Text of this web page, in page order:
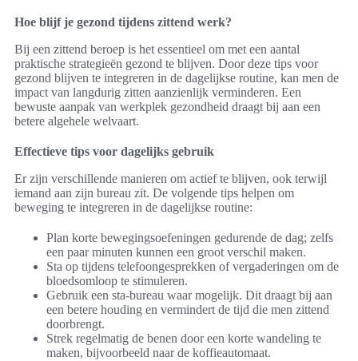
Hoe blijf je gezond tijdens zittend werk?
Bij een zittend beroep is het essentieel om met een aantal
praktische strategieën gezond te blijven. Door deze tips voor
gezond blijven te integreren in de dagelijkse routine, kan men de
impact van langdurig zitten aanzienlijk verminderen. Een
bewuste aanpak van werkplek gezondheid draagt bij aan een
betere algehele welvaart.
Effectieve tips voor dagelijks gebruik
Er zijn verschillende manieren om actief te blijven, ook terwijl
iemand aan zijn bureau zit. De volgende tips helpen om
beweging te integreren in de dagelijkse routine:
Plan korte bewegingsoefeningen gedurende de dag; zelfs
een paar minuten kunnen een groot verschil maken.
Sta op tijdens telefoongesprekken of vergaderingen om de
bloedsomloop te stimuleren.
Gebruik een sta-bureau waar mogelijk. Dit draagt bij aan
een betere houding en vermindert de tijd die men zittend
doorbrengt.
Strek regelmatig de benen door een korte wandeling te
maken, bijvoorbeeld naar de koffieautomaat.